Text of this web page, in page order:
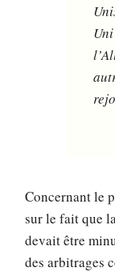
Concernant le
sur le fait que
devait être
des arbitrages